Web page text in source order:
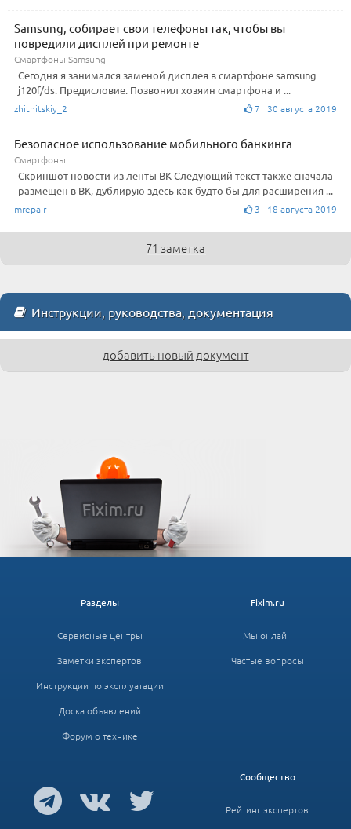
Samsung, собирает свои телефоны так, чтобы вы
повредили дисплей при ремонте
Смартфоны Samsung
Сегодня я занимался заменой дисплея в смартфоне samsung
j120f/ds. Предисловие. Позвонил хозяин смартфона и ...
zhitnitskiy_2 7 30 августа 2019
Безопасное использование мобильного банкинга
Смартфоны
Скриншот новости из ленты ВК Следующий текст также сначала
размещен в ВК, дублирую здесь как будто бы для расширения ...
mrepair 3 18 августа 2019
71 заметка
Инструкции, руководства, документация
добавить новый документ
Fixim.ru
Мы онлайн
Частые вопросы
Разделы
Сервисные центры
Заметки экспертов
Инструкции по эксплуатации
Доска объявлений
Форум о технике
Сообщество
Рейтинг экспертов